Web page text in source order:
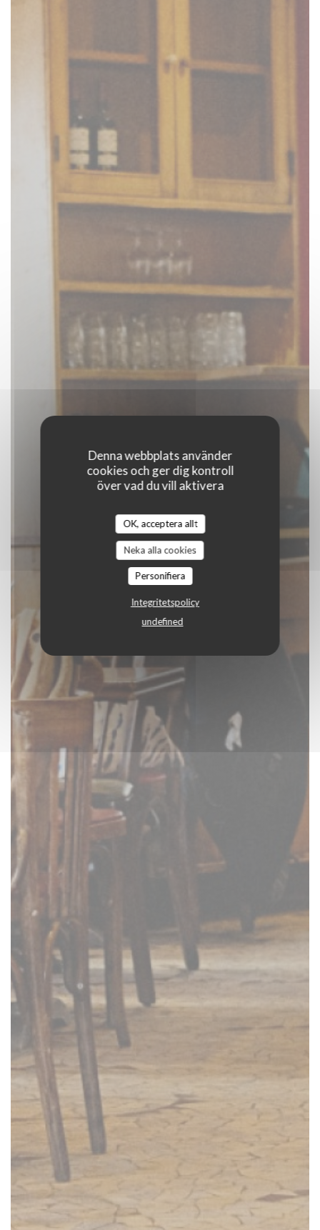
Denna webbplats använder
cookies och ger dig kontroll
över vad du vill aktivera
OK, acceptera allt
Neka alla cookies
Personifiera
Integritetspolicy
undefined
|PARIS
BOKA ETT BORD